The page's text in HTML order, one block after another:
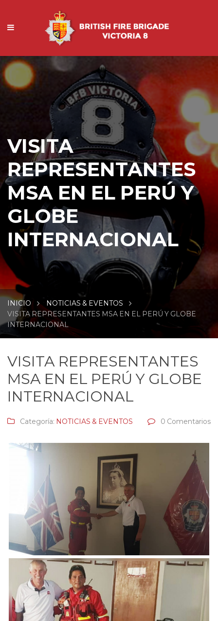
VISITA
REPRESENTANTES
MSA EN EL PERÚ Y
GLOBE
INTERNACIONAL
INICIO
NOTICIAS & EVENTOS
VISITA REPRESENTANTES MSA EN EL PERÚ Y GLOBE
INTERNACIONAL
VISITA REPRESENTANTES
MSA EN EL PERÚ Y GLOBE
INTERNACIONAL
Categoría: NOTICIAS & EVENTOS 0 Comentarios